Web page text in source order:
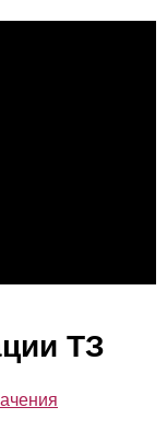
ТЗ